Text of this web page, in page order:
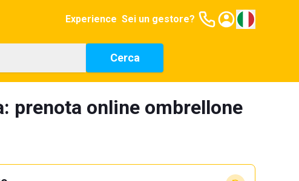
Experience Sei un gestore?
Cerca
prenota online ombrellone